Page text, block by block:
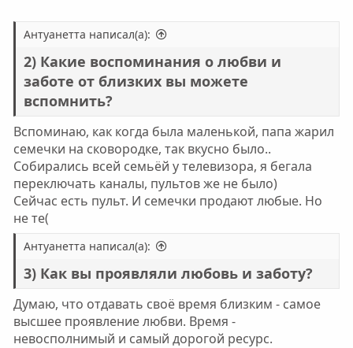
Антуанетта написал(а):
2) Какие воспоминания о любви и
заботе от близких вы можете
вспомнить?
Вспоминаю, как когда была маленькой, папа жарил
семечки на сковородке, так вкусно было..
Собирались всей семьёй у телевизора, я бегала
переключать каналы, пультов же не было)
Сейчас есть пульт. И семечки продают любые. Но
не те(
Антуанетта написал(а):
3) Как вы проявляли любовь и заботу?
Думаю, что отдавать своё время близким - самое
высшее проявление любви. Время -
невосполнимый и самый дорогой ресурс.